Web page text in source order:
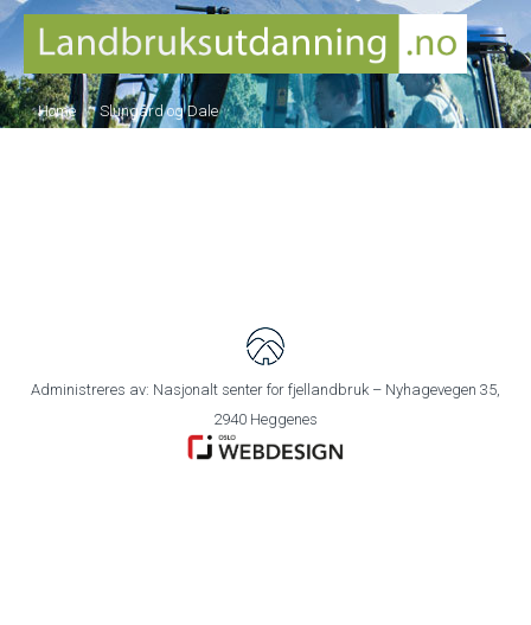
You are here:
Home Slungård og Dale
Administreres av: Nasjonalt senter for fjellandbruk – Nyhagevegen 35,
2940 Heggenes